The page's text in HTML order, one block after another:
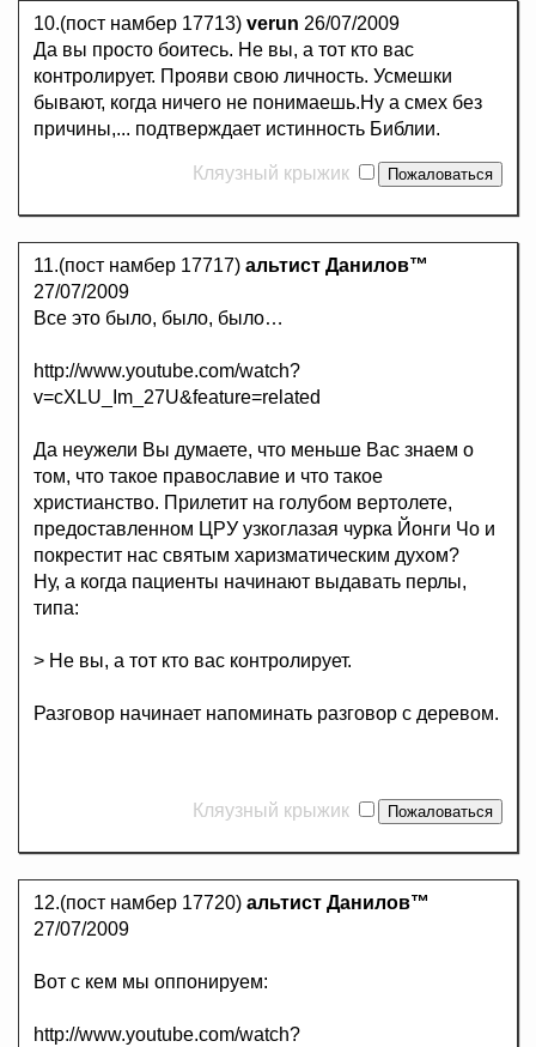
10.(пост намбер 17713) verun 26/07/2009
Да вы просто боитесь. Не вы, а тот кто вас
контролирует. Прояви свою личность. Усмешки
бывают, когда ничего не понимаешь.Ну а смех без
причины,... подтверждает истинность Библии.
Кляузный крыжик
11.(пост намбер 17717) альтист Данилов™
27/07/2009
Все это было, было, было…
http://www.youtube.com/watch?
v=cXLU_Im_27U&feature=related
Да неужели Вы думаете, что меньше Вас знаем о
том, что такое православие и что такое
христианство. Прилетит на голубом вертолете,
предоставленном ЦРУ узкоглазая чурка Йонги Чо и
покрестит нас святым харизматическим духом?
Ну, а когда пациенты начинают выдавать перлы,
типа:
> Не вы, а тот кто вас контролирует.
Разговор начинает напоминать разговор с деревом.
Кляузный крыжик
12.(пост намбер 17720) альтист Данилов™
27/07/2009
Вот с кем мы оппонируем:
http://www.youtube.com/watch?